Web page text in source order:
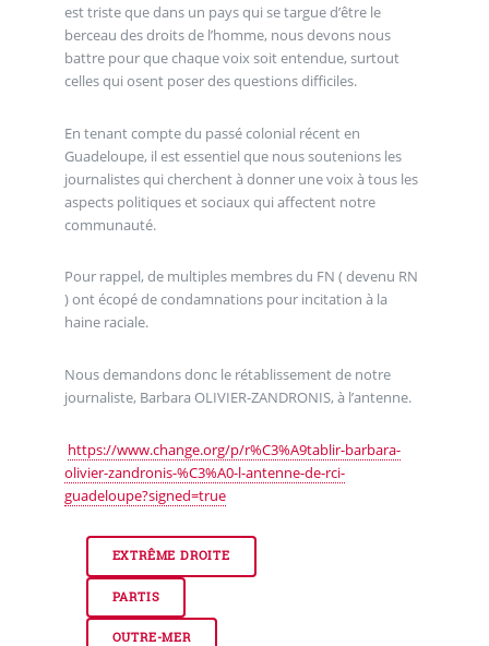
est triste que dans un pays qui se targue d’être le
berceau des droits de l’homme, nous devons nous
battre pour que chaque voix soit entendue, surtout
celles qui osent poser des questions difficiles.
En tenant compte du passé colonial récent en
Guadeloupe, il est essentiel que nous soutenions les
journalistes qui cherchent à donner une voix à tous les
aspects politiques et sociaux qui affectent notre
communauté.
Pour rappel, de multiples membres du FN ( devenu RN
) ont écopé de condamnations pour incitation à la
haine raciale.
Nous demandons donc le rétablissement de notre
journaliste, Barbara OLIVIER-ZANDRONIS, à l’antenne.
https://www.change.org/p/r%C3%A9tablir-barbara-
olivier-zandronis-%C3%A0-l-antenne-de-rci-
guadeloupe?signed=true
EXTRÊME DROITE
PARTIS
OUTRE-MER